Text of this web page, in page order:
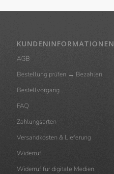
KUNDENINFORMATIONEN
AGB
Bestellung prüfen → Bezahlen
Bestellvorgang
FAQ
Zahlungsarten
Versandkosten & Lieferung
Widerruf
Widerruf für digitale Medien